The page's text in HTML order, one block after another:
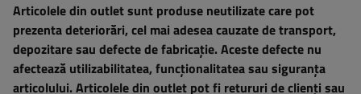
Articolele din outlet sunt produse neutilizate care pot
prezenta deteriorări, cel mai adesea cauzate de transport,
depozitare sau defecte de fabricație. Aceste defecte nu
afectează utilizabilitatea, funcționalitatea sau siguranța
articolului. Articolele din outlet pot fi retururi de clienți sau